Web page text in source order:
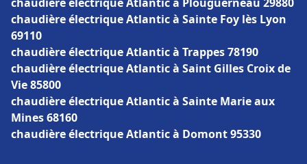
chaudière électrique Atlantic à Sainte Foy lès Lyon
69110
chaudière électrique Atlantic à Trappes 78190
chaudière électrique Atlantic à Saint Gilles Croix de
Vie 85800
chaudière électrique Atlantic à Sainte Marie aux
Mines 68160
chaudière électrique Atlantic à Domont 95330